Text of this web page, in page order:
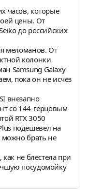
часов, которые
цены. От
до российских
меломанов. От
колонки
Samsung Galaxy
пока он не исчез
внезапно
со 144-герцовым
RTX 3050
подешевел на
можно брать не
как не блестела при
посудомойку